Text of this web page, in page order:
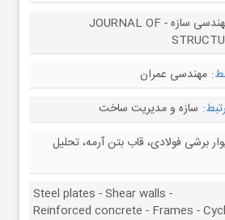
مجله مهندسی سازه - JOURNAL OF
مهندسی عمران
سازه و مدیریت ساخت
برشی فولادی، قاب بتن آرمه، تحلیل
Steel plates - Shear walls -
Reinforced concrete - Frames -